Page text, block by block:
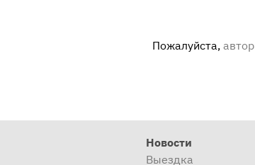
Пожалуйста,
Новости
Выездка